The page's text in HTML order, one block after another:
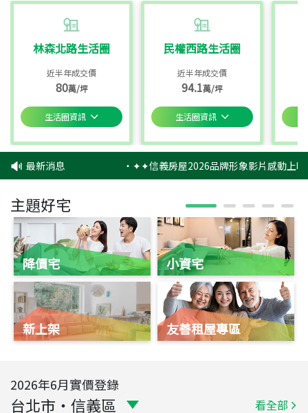
林森北路生活圈
近半年成交價
80萬/坪
生活圈資訊
民權西路生活圈
近半年成交價
94.1萬/坪
生活圈資訊
最新消息 ‧✦✦信義房屋2026品牌形象影片感動上
主題好宅
降價宅
新上架
小資宅
友善租屋專區
2026年6月實價登錄
台北市 ・ 信義區 看全部